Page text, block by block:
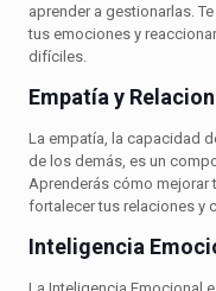
aprender a gestionarlas.
tus emociones y
difíciles.
Empatía y
La empatía, la capacidad
de los demás, es un
Aprenderás cómo mejorar
fortalecer tus relaciones y
Inteligencia